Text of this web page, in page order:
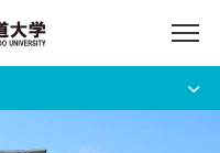
入試資料請求